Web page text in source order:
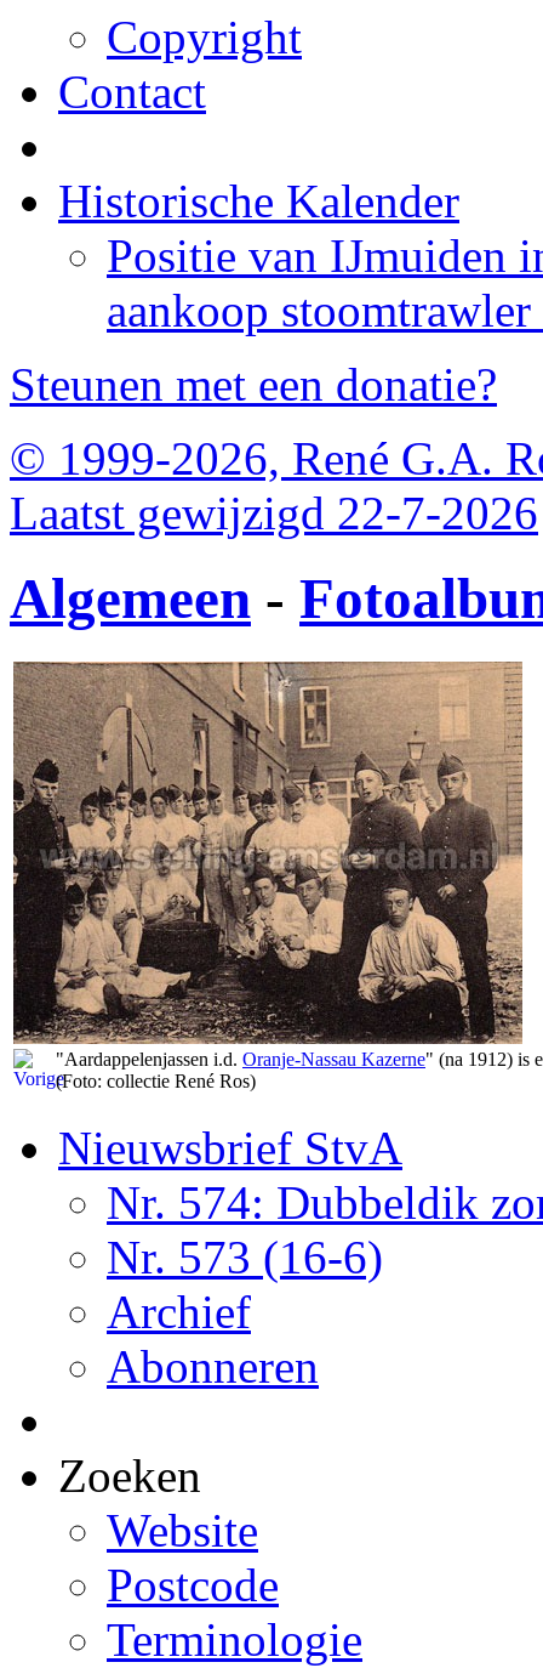
Copyright
Contact
Historische Kalender
Positie van IJmuiden
aankoop
Steunen met een donatie?
© 1999-2026, René G.A.
Laatst gewijzigd 22-7-2026
Algemeen -
"Aardappelenjassen i.d. Oranje-Nassau Kazerne" (na 1912) is
(Foto: collectie René Ros)
Nieuwsbrief StvA
Nr. 574: Dubbeldik
Nr. 573 (16-6)
Archief
Abonneren
Zoeken
Website
Postcode
Terminologie